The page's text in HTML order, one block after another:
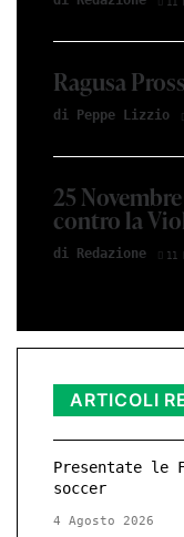
11
Ragusa
di Peppe Lizzio
25
contro la
di Redazione 11
ARTICOLI
Presentate le
soccer
4 Agosto 2026